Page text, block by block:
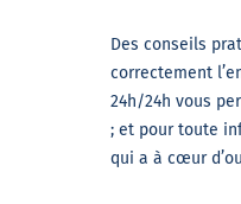
Des conseils
correctement
24h/24h vous
; et pour toute
qui a à cœur